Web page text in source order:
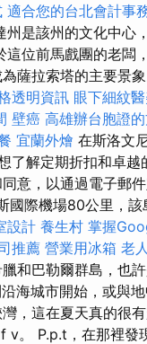
適合您的台北會計事
州是該州的文化中心
這位前馬戲團的老闆
薩拉索塔的主要景
透明資訊 眼下細紋
壁癌 高雄辦台胞證
宜蘭外燴 在斯洛文
了解定期折扣和卓越
意，以通過電子郵
國際機場80公里，該
設計 養生村 掌握
推薦 營業用冰箱 老
和巴勒爾群島，也
海城市開始，或與
，這在夏天真的很
v。 P.p.t，在那裡